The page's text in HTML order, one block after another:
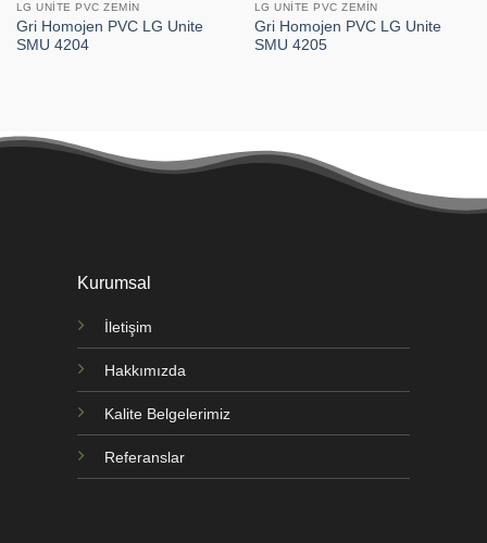
LG UNITE PVC ZEMIN
Gri Homojen PVC LG Unite
SMU 4204
LG UNITE PVC ZEMIN
Gri Homojen PVC LG Unite
SMU 4205
Kurumsal
İletişim
Hakkımızda
Kalite Belgelerimiz
Referanslar